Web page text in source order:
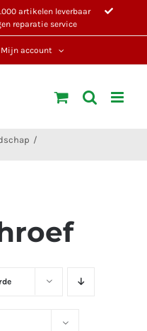
artikelen leverbaar
reparatie service
Mijn account